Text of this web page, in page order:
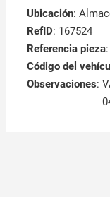
Ubicación:
RefID: 167524
Referencia pieza
Código del
Observaciones: